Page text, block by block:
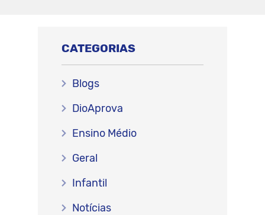
CATEGORIAS
Blogs
DioAprova
Ensino Médio
Geral
Infantil
Notícias